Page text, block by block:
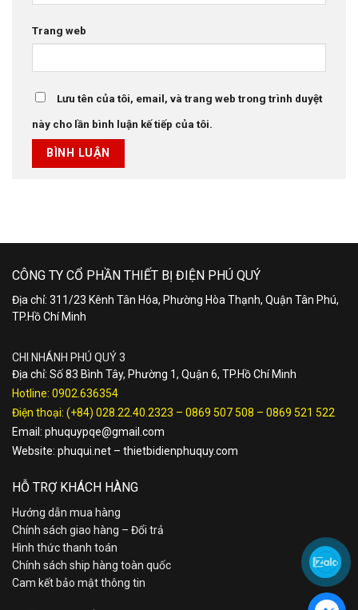
Trang web
Lưu tên của tôi, email, và trang web trong trình duyệt
này cho lần bình luận kế tiếp của tôi.
CÔNG TY CỔ PHẦN THIẾT BỊ ĐIỆN PHÚ QUÝ
Địa chỉ: 311/23 Kênh Tân Hóa, Phường Hòa Thạnh, Quận Tân Phú,
TP.Hồ Chí Minh
CHI NHÁNH PHÚ QUÝ 3
Địa chỉ: Số 83 Bình Tây, Phường 1, Quận 6, TP.Hồ Chí Minh
Hotline: 0902.636354
Điện thoại: (+84) 028.22.40.2323 – 0869 507 508 – 0869 521 522
Email: phuquypqe@gmail.com
Website: phuqui.net – thietbidienphuquy.com
HỖ TRỢ KHÁCH HÀNG
Hướng dẫn mua hàng
Chính sách giao hàng – Đổi trả
Hình thức thanh toán
Chính sách ship hàng toàn quốc
Cam kết bảo mật thông tin